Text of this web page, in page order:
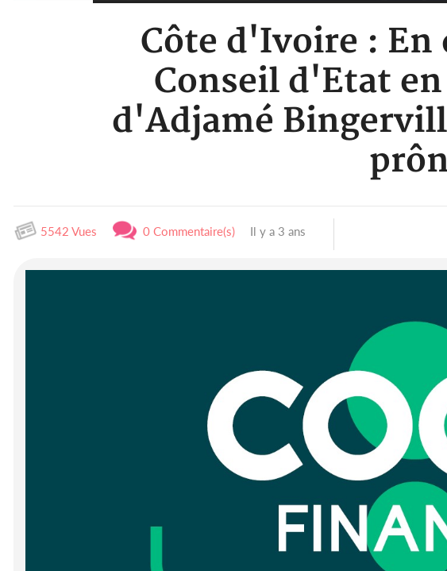
Côte d'Ivoire : En
Conseil d'Etat
d'Adjamé
5542 Vues 0 Commentaire(s) Il y a 3 ans